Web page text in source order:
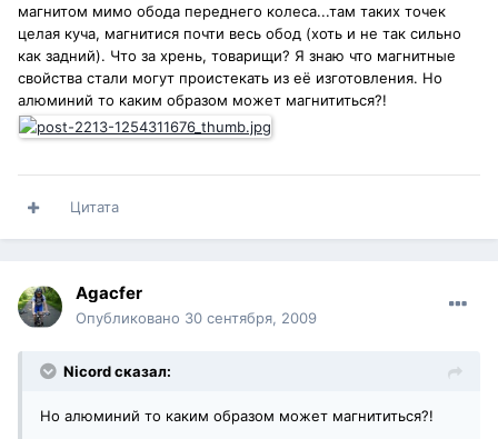
магнитом мимо обода переднего колеса...там таких точек
целая куча, магнитися почти весь обод (хоть и не так сильно
как задний). Что за хрень, товарищи? Я знаю что магнитные
свойства стали могут проистекать из её изготовления. Но
алюминий то каким образом может магнититься?!
Цитата
Agacfer
Опубликовано 30 сентября, 2009
Nicord сказал:
Но алюминий то каким образом может магнититься?!